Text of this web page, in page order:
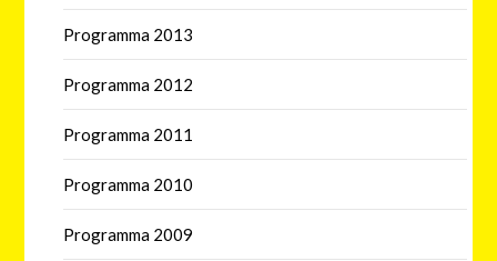
Programma 2013
Programma 2012
Programma 2011
Programma 2010
Programma 2009